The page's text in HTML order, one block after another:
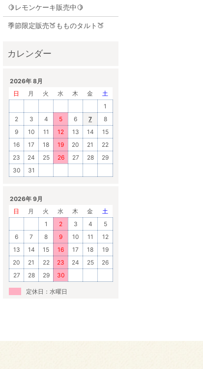
🍋レモンケーキ販売中🍋
季節限定販売🍑もものタルト🍑
2026年 8月
日
月 火 水 木 金
土
1
2
3 4 5 6 7
8
9
10 11 12 13 14
15
16
17 18 19 20 21
22
23
24 25 26 27 28
29
30
31
2026年 9月
日
月 火 水 木 金
土
1
2 3 4
5
6
7 8 9 10 11
12
13
14 15 16 17 18
19
20
21 22 23 24 25
26
27
28 29 30
定休日：水曜日